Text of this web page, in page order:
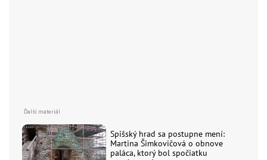
Spišský hrad sa postupne mení:
Martina Šimkovičová o obnove
paláca, ktorý bol spočiatku